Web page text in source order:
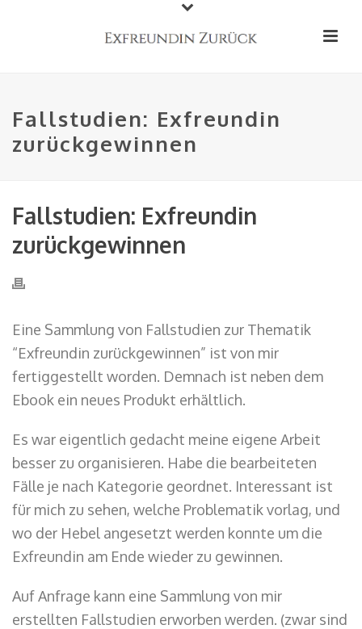
Fallstudien: Exfreundin
zurückgewinnen
Fallstudien: Exfreundin
zurückgewinnen
Eine Sammlung von Fallstudien zur Thematik
“Exfreundin zurückgewinnen” ist von mir
fertiggestellt worden. Demnach ist neben dem
Ebook ein neues Produkt erhältlich.
Es war eigentlich gedacht meine eigene Arbeit
besser zu organisieren. Habe die bearbeiteten
Fälle je nach Kategorie geordnet. Interessant ist
für mich zu sehen, welche Problematik vorlag, und
wo der Hebel angesetzt werden konnte um die
Exfreundin am Ende wieder zu gewinnen.
Auf Anfrage kann eine Sammlung von mir
erstellten Fallstudien erworben werden. (zwar sind